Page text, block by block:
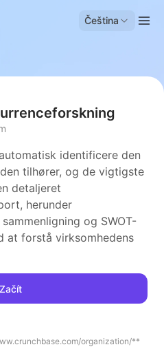
Čeština
identificere den
tilhører, og de vigtigste
detaljeret
herunder
og SWOT-
at forstå virksomhedens
Začít
organization/**